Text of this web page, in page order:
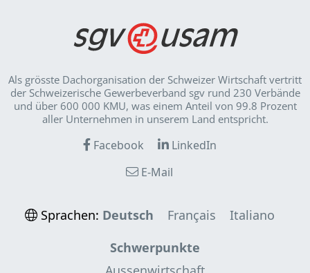
Als grösste Dachorganisation der Schweizer Wirt­schaft vertritt
der Schweizerische Gewerbeverband sgv rund 230 Verbände
und über 600 000 KMU, was einem Anteil von 99.8 Prozent
aller Unternehmen in unserem Land entspricht.
Facebook
LinkedIn
E-Mail
Sprachen: Deutsch Français
Italiano
Schwerpunkte